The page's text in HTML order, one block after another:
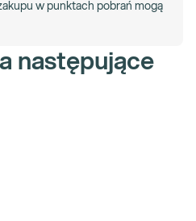
w punktach pobrań mogą
następujące